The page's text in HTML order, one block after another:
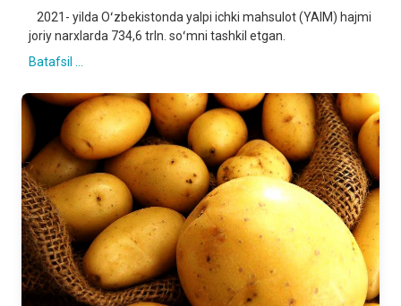
2021- yilda Oʻzbekistonda yalpi ichki mahsulot (YAIM) hajmi
joriy narxlarda 734,6 trln. soʻmni tashkil etgan.
Batafsil ...